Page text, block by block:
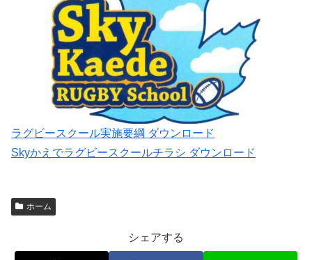
ラグビースクール実施要綱 ダウンロード
Skyかえでラグビースクールチラシ ダウンロード
ホーム
シェアする